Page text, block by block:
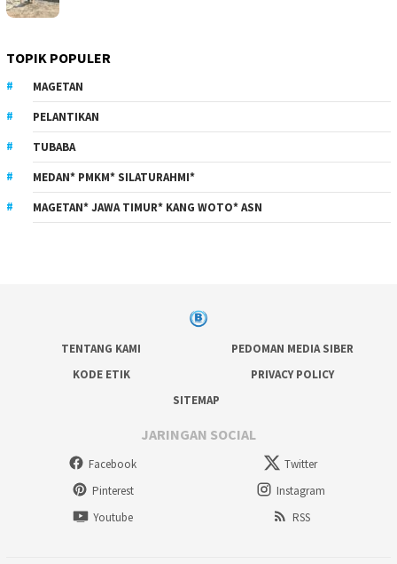
TOPIK POPULER
MAGETAN
PELANTIKAN
TUBABA
MEDAN* PMKM* SILATURAHMI*
MAGETAN* JAWA TIMUR* KANG WOTO* ASN
TENTANG KAMI
PEDOMAN MEDIA SIBER
KODE ETIK
PRIVACY POLICY
SITEMAP
JARINGAN SOCIAL
Facebook
Twitter
Pinterest
Instagram
Youtube
RSS